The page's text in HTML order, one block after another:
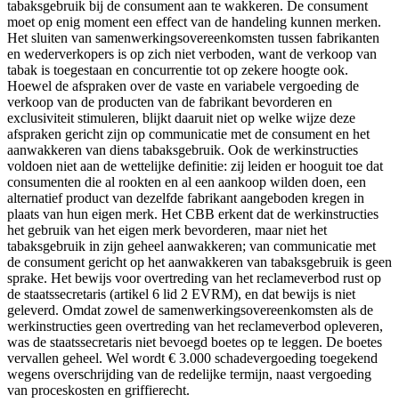
tabaksgebruik bij de consument aan te wakkeren. De consument
moet op enig moment een effect van de handeling kunnen merken.
Het sluiten van samenwerkingsovereenkomsten tussen fabrikanten
en wederverkopers is op zich niet verboden, want de verkoop van
tabak is toegestaan en concurrentie tot op zekere hoogte ook.
Hoewel de afspraken over de vaste en variabele vergoeding de
verkoop van de producten van de fabrikant bevorderen en
exclusiviteit stimuleren, blijkt daaruit niet op welke wijze deze
afspraken gericht zijn op communicatie met de consument en het
aanwakkeren van diens tabaksgebruik. Ook de werkinstructies
voldoen niet aan de wettelijke definitie: zij leiden er hooguit toe dat
consumenten die al rookten en al een aankoop wilden doen, een
alternatief product van dezelfde fabrikant aangeboden kregen in
plaats van hun eigen merk. Het CBB erkent dat de werkinstructies
het gebruik van het eigen merk bevorderen, maar niet het
tabaksgebruik in zijn geheel aanwakkeren; van communicatie met
de consument gericht op het aanwakkeren van tabaksgebruik is geen
sprake. Het bewijs voor overtreding van het reclameverbod rust op
de staatssecretaris (artikel 6 lid 2 EVRM), en dat bewijs is niet
geleverd. Omdat zowel de samenwerkingsovereenkomsten als de
werkinstructies geen overtreding van het reclameverbod opleveren,
was de staatssecretaris niet bevoegd boetes op te leggen. De boetes
vervallen geheel. Wel wordt € 3.000 schadevergoeding toegekend
wegens overschrijding van de redelijke termijn, naast vergoeding
van proceskosten en griffierecht.